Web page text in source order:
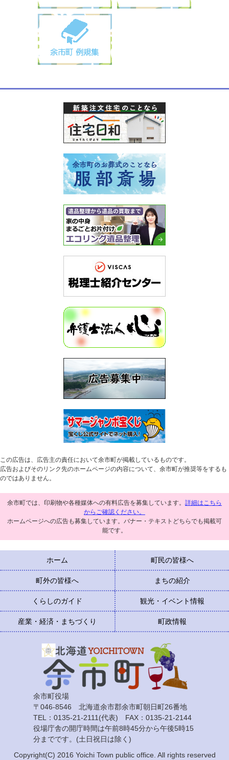
この広告は、広告主の責任において余市町が掲載しているものです。
広告およびそのリンク先のホームページの内容について、余市町が推奨等をするも
のではありません。
余市町では、印刷物や各種媒体への有料広告を募集しています。 詳細はこちら
からご確認ください。
ホームページへの広告も募集しています。バナー・テキストどちらでも掲載可
能です。
ホーム 町民の皆様へ
町外の皆様へ まちの紹介
くらしのガイド 観光・イベント情報
産業・経済・まちづくり 町政情報
余市町役場
〒046-8546 北海道余市郡余市町朝日町26番地
TEL：0135-21-2111(代表) FAX：0135-21-2144
役場庁舎の開庁時間は午前8時45分から午後5時15
分までです。(土日祝日は除く)
Copyright(C) 2016 Yoichi Town public office. All rights reserved